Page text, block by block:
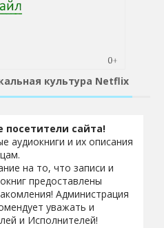
культура Netflix
сайта!
аудиокниги и их описания
на то, что записи и
предоставлены
Администрация
уважать и
и Исполнителей!